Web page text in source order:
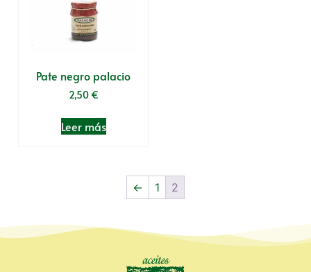
Pate negro palacio
2,50 €
Leer más
← 1 2